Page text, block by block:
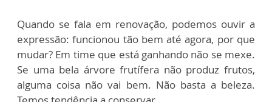
Quando se fala em renovação, podemos ouvir a
expressão: funcionou tão bem até agora, por que
mudar? Em time que está ganhando não se mexe.
Se uma bela árvore frutífera não produz frutos,
alguma coisa não vai bem. Não basta a beleza.